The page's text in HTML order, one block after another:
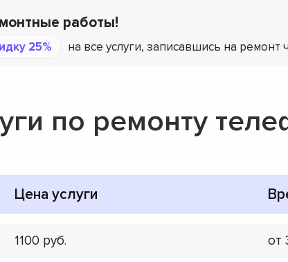
работы!
25% на все услуги, записавшись на ремонт
по ремонту
Цена услуги
1100 от